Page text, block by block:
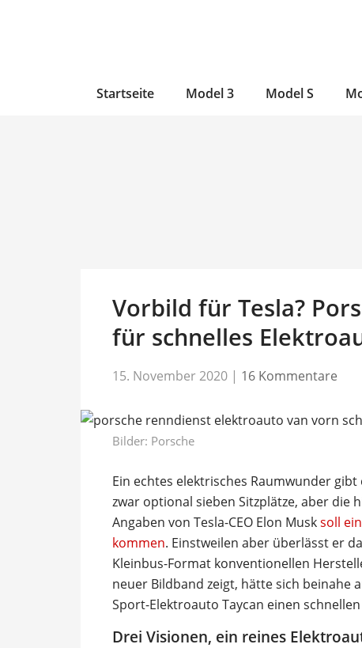
Startseite Model 3 Model S
Vorbild für Tesla?
für schnelles
15. November 2020 | 16 Kommentare
Bilder: Porsche
Ein echtes elektrisches Raumwunder
zwar optional sieben Sitzplätze, aber die
Angaben von Tesla-CEO Elon Musksoll
kommen. Einstweilen aber überlässt er
Kleinbus-Format konventionellen
neuer Bildband zeigt, hätte sich beinahe
Sport-Elektroauto Taycan einen
Drei Visionen, ein reines